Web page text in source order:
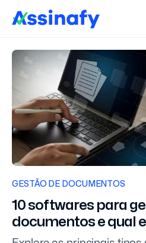
GESTÃO DE DOCUMENTOS
10 softwares para
documentos e qual